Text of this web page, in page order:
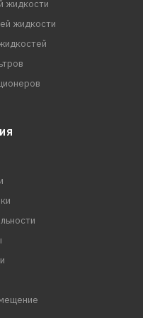
жидкости
жидкости